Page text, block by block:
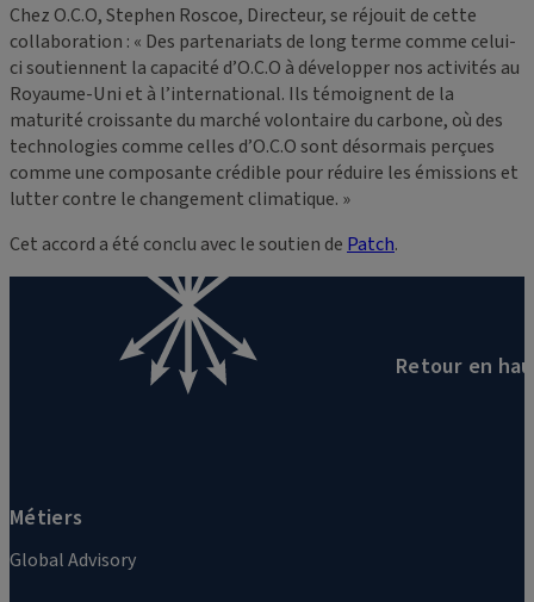
Chez O.C.O, Stephen Roscoe, Directeur, se réjouit de cette
collaboration : « Des partenariats de long terme comme celui-
ci soutiennent la capacité d’O.C.O à développer nos activités au
Royaume-Uni et à l’international. Ils témoignent de la
maturité croissante du marché volontaire du carbone, où des
technologies comme celles d’O.C.O sont désormais perçues
comme une composante crédible pour réduire les émissions et
lutter contre le changement climatique. »
Cet accord a été conclu avec le soutien de Patch.
Métiers
Global Advisory
Retour en